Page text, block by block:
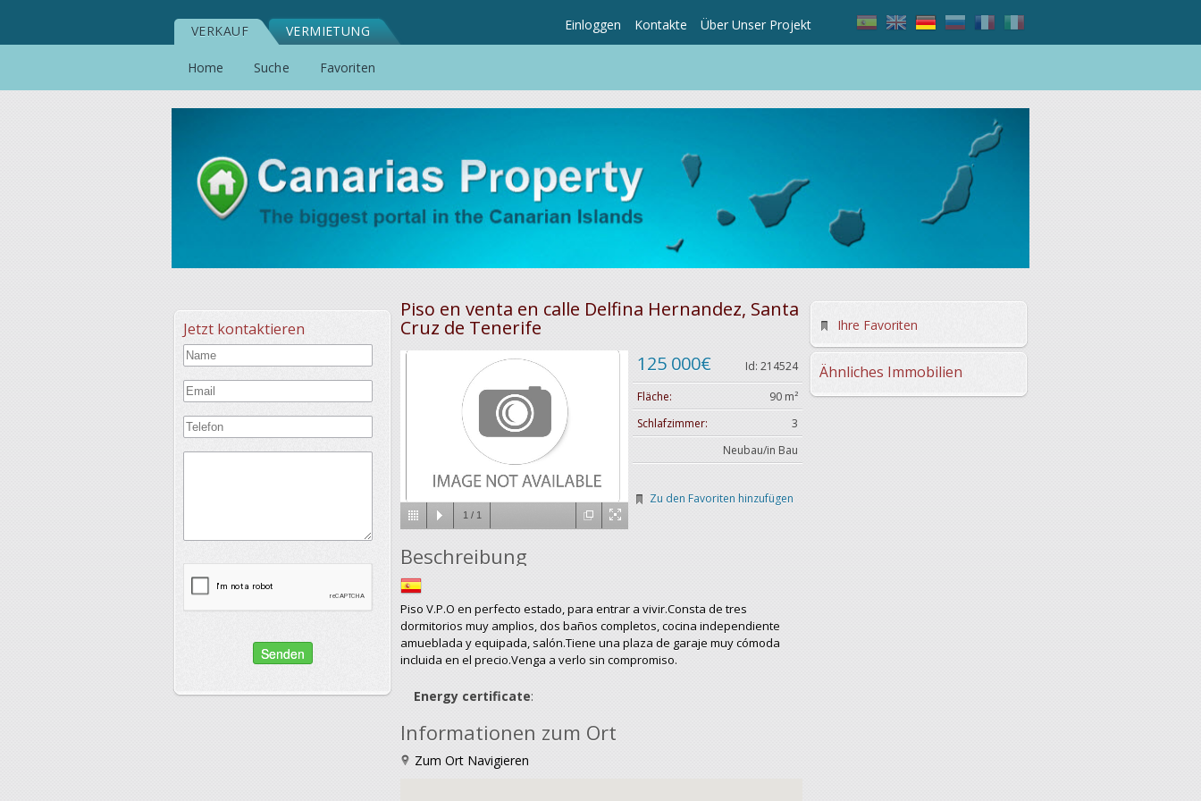
VERKAUF VERMIETUNG Über Unser Projekt
Kontakte
Einloggen
Home Suche Favoriten
Ihre Favoriten
Ähnliches Immobilien
Piso en venta en calle Delfina Hernandez, Santa
Cruz de Tenerife
1 / 1
Id: 214524
125 000€
Fläche:
90 m²
Schlafzimmer:
3
Neubau/in Bau
Zu den Favoriten hinzufügen
Beschreibung
Piso V.P.O en perfecto estado, para entrar a vivir.Consta de tres
dormitorios muy amplios, dos baños completos, cocina independiente
amueblada y equipada, salón.Tiene una plaza de garaje muy cómoda
incluida en el precio.Venga a verlo sin compromiso.
Energy certificate:
Informationen zum Ort
Zum Ort Navigieren
Jetzt kontaktieren